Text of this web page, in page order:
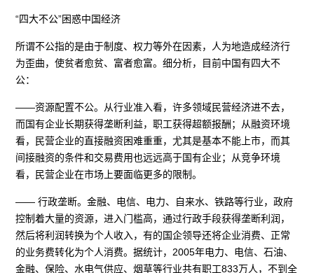
“四大不公”困惑中国经济
所谓不公指的是由于制度、权力等外在因素，人为地造成经济行
为歪曲，使贫者愈贫、富者愈富。细分析，目前中国有四大不
公：
——资源配置不公。从行业准入看，许多领域民营经济进不去，
而国有企业长期获得垄断利益，职工获得超额报酬；从融资环境
看，民营企业的直接融资困难重重，尤其是基本不能上市，而其
间接融资的条件和交易费用也远远高于国有企业；从竞争环境
看，民营企业在市场上要面临更多的限制。
—— 行政垄断。金融、电信、电力、自来水、铁路等行业，政府
控制着大量的资源，进入门槛高，通过行政手段获得垄断利润，
然后将利润转换为个人收入，有的国企领导还将企业消费、正常
的业务费转化为个人消费。据统计，2005年电力、电信、石油、
金融、保险、水电气供应、烟草等行业共有职工833万人，不到全